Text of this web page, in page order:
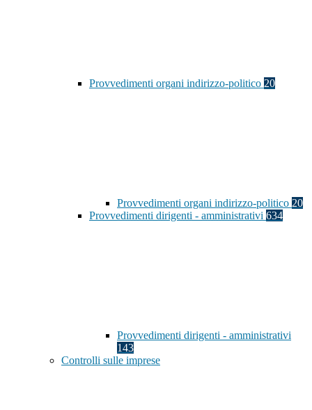
Provvedimenti organi indirizzo-politico 20
Provvedimenti organi indirizzo-politico 20
Provvedimenti dirigenti - amministrativi 634
Provvedimenti dirigenti - amministrativi
143
Controlli sulle imprese